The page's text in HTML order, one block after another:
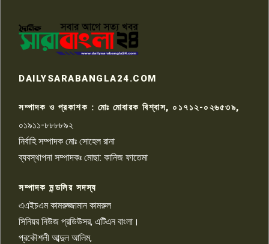
৭
কেটে ঘরে ঢুকে স্কুল শিক্ষিকাকে হত্যা
টয়লেটের ট্যাংকি থেকে লাশ উদ্ধার
রাজশাহীতে সন্ত্রাসী হামলায় গুরুতর
৯
চাঁদাবাজি ও হয়রানির অভিযোগ
১০
DAILYSARABANGLA24.COM
সম্পাদক ও প্রকাশক : মোঃ মোবারক বিশ্বাস, ০১৭১২-০২৬৫৩৯,
০১৯১১-৮৮৮৮৯২
নির্বাহি সম্পাদক মোঃ সোহেল রানা
ব্যবস্থাপনা সম্পাদকঃ মোছা: কানিজ ফাতেমা
সম্পাদক মন্ডলির সদস্য
এএইচএম কামরুজ্জামান কামরুল
সিনিয়র নিউজ প্রডিউসর, এটিএন বাংলা।
প্রকৌশলী আব্দুল আলিম,